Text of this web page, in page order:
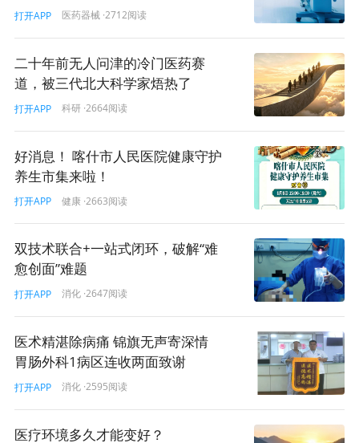
打开APP 医药器械 ·2712阅读
二十年前无人问津的冷门医药赛
道，被三代北大科学家焐热了
打开APP 科研 ·2664阅读
好消息！ 喀什市人民医院健康守护
养生市集来啦！
打开APP 健康 ·2663阅读
双技术联合+一站式闭环，破解“难
愈创面”难题
打开APP 消化 ·2647阅读
医术精湛除病痛 锦旗无声寄深情
胃肠外科1病区连收两面致谢
打开APP 消化 ·2595阅读
医疗环境多久才能变好？